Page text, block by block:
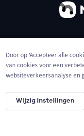
Door op 'Accepteer alle
van cookies voor een
websiteverkeersanalyse en
Wijzig instellingen